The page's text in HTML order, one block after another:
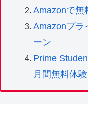
Amazonで無
Amazonプラ
ーン
Prime
月間無料体